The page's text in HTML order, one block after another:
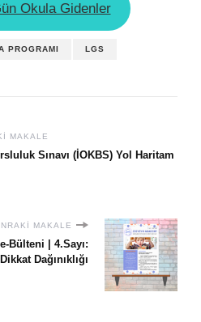
Okula Gidenler
PROGRAMI LGS
MAKALE
Sınavı (İOKBS) Yol Haritam
MAKALE
Bülteni | 4.Sayı:
Dağınıklığı